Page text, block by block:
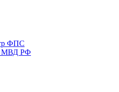
ФПС
МВД РФ